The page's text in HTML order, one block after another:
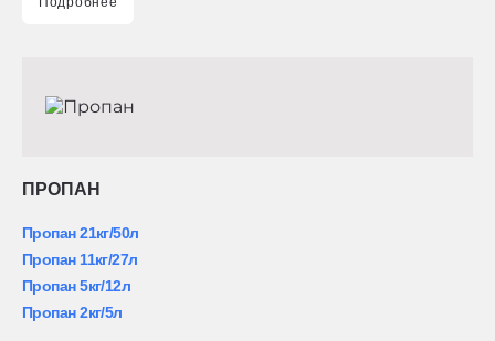
ПРОПАН
Пропан 21кг/50л
Пропан 11кг/27л
Пропан 5кг/12л
Пропан 2кг/5л